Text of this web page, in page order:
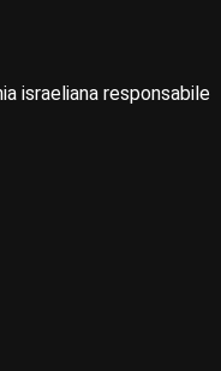
israeliana responsabile